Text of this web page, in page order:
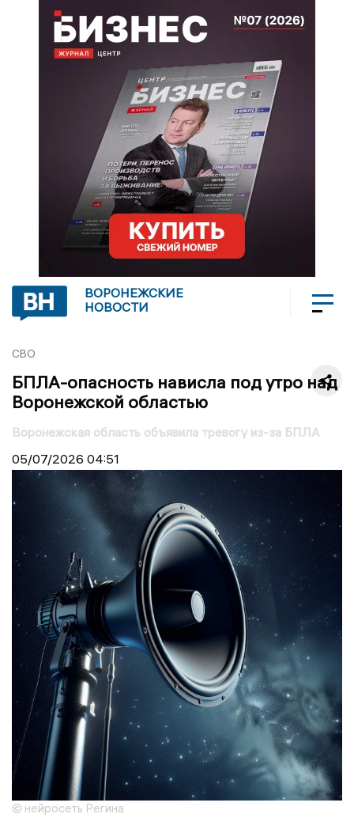
ВОРОНЕЖСКИЕ
НОВОСТИ
СВО
БПЛА-опасность нависла под утро над
Воронежской областью
Воронежская область объявила тревогу из-за БПЛА
05/07/2026 04:51
© нейросеть Регина